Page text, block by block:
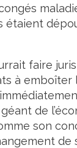
étaient
faire
à emboîter
de
son
de